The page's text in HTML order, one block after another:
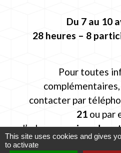
Du 7 au 10
28 heures – 8
Pour toutes
contacter par
21ou par
l’adresse
This site uses cookies and gives
to activate